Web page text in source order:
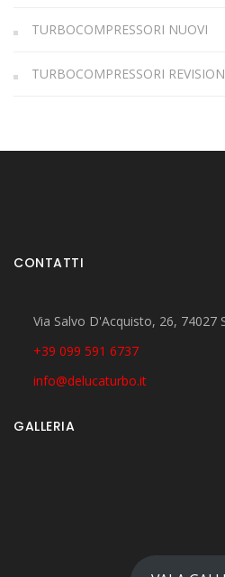
TURBOCOMPRESSORI NUOVI
TURBOCOMPRESSORI
CONTATTI
Via Salvo D'Acquisto, 26, 74027
+39 099 591 6737
info@delucaturbo.it
GALLERIA